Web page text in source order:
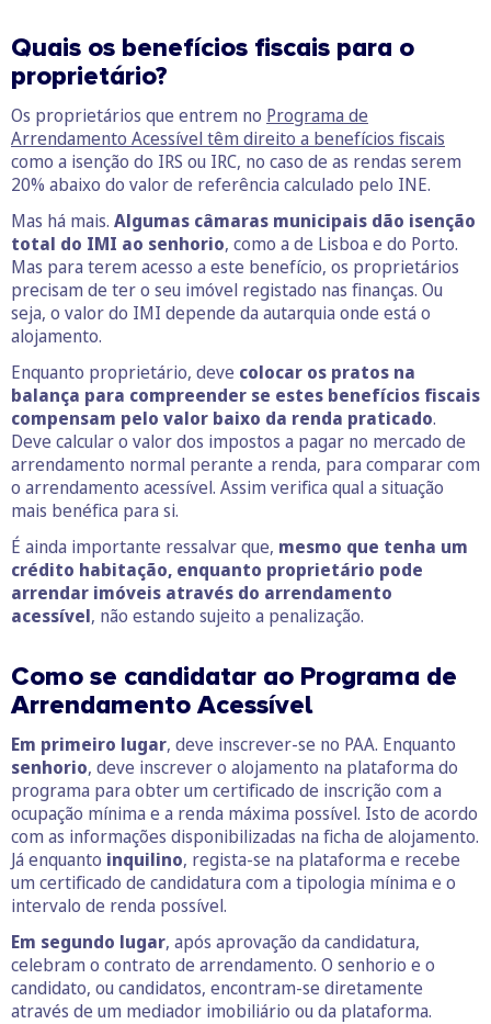
Quais os benefícios fiscais para o
proprietário?
Os proprietários que entrem no Programa de
Arrendamento Acessível têm direito a benefícios fiscais
como a isenção do IRS ou IRC, no caso de as rendas serem
20% abaixo do valor de referência calculado pelo INE.
Mas há mais. Algumas câmaras municipais dão isenção
total do IMI ao senhorio, como a de Lisboa e do Porto.
Mas para terem acesso a este benefício, os proprietários
precisam de ter o seu imóvel registado nas finanças. Ou
seja, o valor do IMI depende da autarquia onde está o
alojamento.
Enquanto proprietário, deve colocar os pratos na
balança para compreender se estes benefícios fiscais
compensam pelo valor baixo da renda praticado.
Deve calcular o valor dos impostos a pagar no mercado de
arrendamento normal perante a renda, para comparar com
o arrendamento acessível. Assim verifica qual a situação
mais benéfica para si.
É ainda importante ressalvar que, mesmo que tenha um
crédito habitação, enquanto proprietário pode
arrendar imóveis através do arrendamento
acessível, não estando sujeito a penalização.
Como se candidatar ao Programa de
Arrendamento Acessível
Em primeiro lugar, deve inscrever-se no PAA. Enquanto
senhorio, deve inscrever o alojamento na plataforma do
programa para obter um certificado de inscrição com a
ocupação mínima e a renda máxima possível. Isto de acordo
com as informações disponibilizadas na ficha de alojamento.
Já enquanto inquilino, regista-se na plataforma e recebe
um certificado de candidatura com a tipologia mínima e o
intervalo de renda possível.
Em segundo lugar, após aprovação da candidatura,
celebram o contrato de arrendamento. O senhorio e o
candidato, ou candidatos, encontram-se diretamente
através de um mediador imobiliário ou da plataforma.